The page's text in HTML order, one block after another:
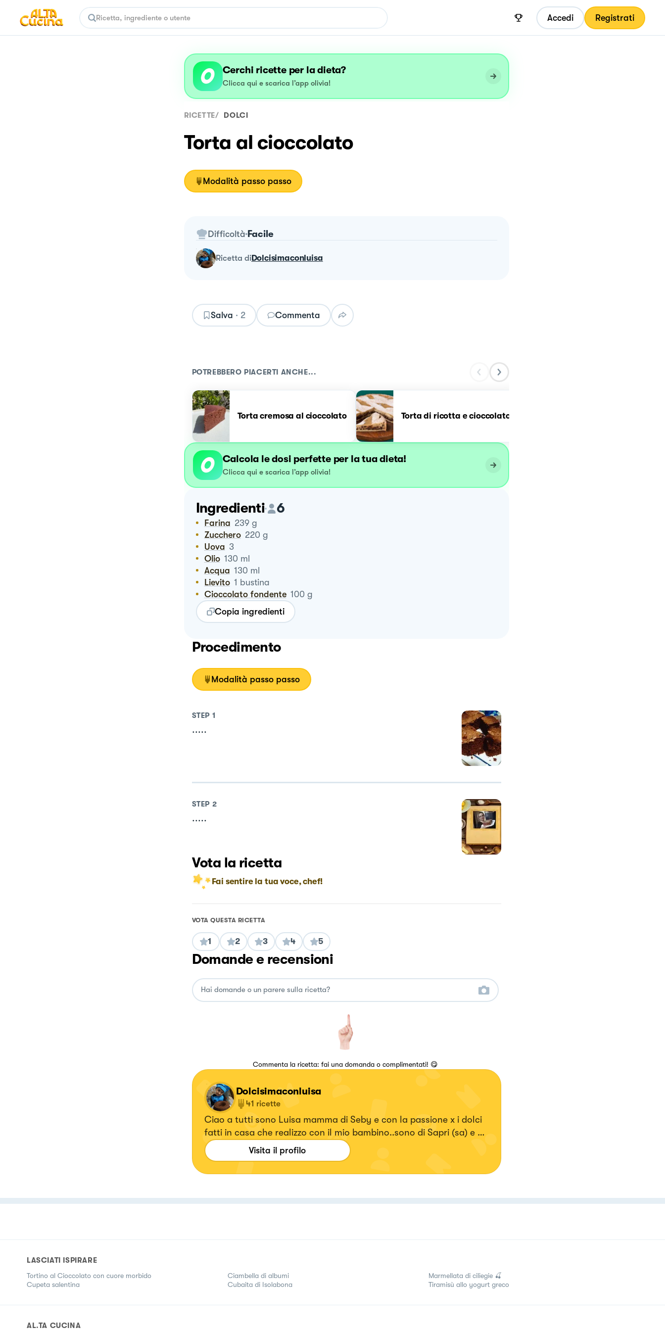
Accedi Registrati
Cerchi ricette per la dieta?
Clicca qui e scarica l’app olivia!
RICETTE/ DOLCI
Torta al cioccolato
Modalità passo passo
Difficoltà Facile
ricetta diDolcisimaconluisa
Salva · 2 Commenta
POTREBBERO PIACERTI ANCHE...
Torta cremosa al cioccolato Torta di ricotta e cioccolato
Calcola le dosi perfette per la tua dieta!
Clicca qui e scarica l’app olivia!
Ingredienti 6
Farina 239 g
Zucchero 220 g
Uova 3
Olio 130 ml
Acqua 130 ml
Lievito 1 bustina
Cioccolato fondente 100 g
Copia ingredienti
Procedimento
Modalità passo passo
STEP 1
.....
STEP 2
.....
Vota la ricetta
Fai sentire la tua voce, chef!
VOTA QUESTA RICETTA
1 2 3 4 5
Domande e recensioni
Commenta la ricetta: fai una domanda o complimentati! 😋
Dolcisimaconluisa
41 ricette
Ciao a tutti sono Luisa mamma di Seby e con la passione x i dolci
fatti in casa che realizzo con il mio bambino..sono di Sapri (sa) e se
vi va mi potete seguire su Instagram cercatemi cliccando # e tutto
attaccato "dolcisimaconluisa" vi aspetto...
Visita il profilo
LASCIATI ISPIRARE
Tortino al Cioccolato con cuore morbido
Cupeta salentina
Ciambella di albumi
Cubaita di Isolabona
Marmellata di ciliegie 🍒
Tiramisù allo yogurt greco
AL.TA CUCINA